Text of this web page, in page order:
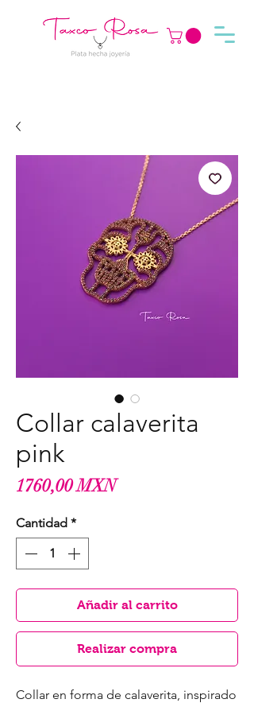
Collar calaverita
pink
1760,00 MXNPrecio
Cantidad *
Añadir al carrito
Realizar compra
Collar en forma de calaverita, inspirado